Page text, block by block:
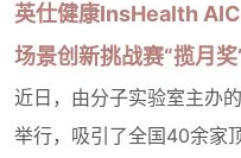
英仕健康InsHealth
场景创新挑战赛“揽月奖
近日，由分子实验室主办
举行，吸引了全国40余家